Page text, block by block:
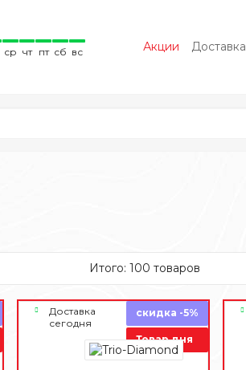
ср чт пт сб вс Акции Доставка
Итого: 100 товаров
Доставка
сегодня
скидка -5%
Товар дня